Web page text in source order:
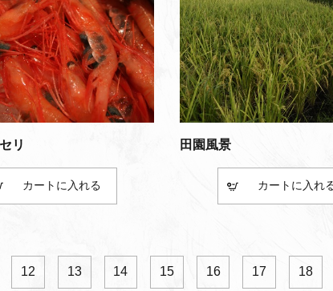
リ
カート
田園風景
カート
12 13 14 15 16 17 18